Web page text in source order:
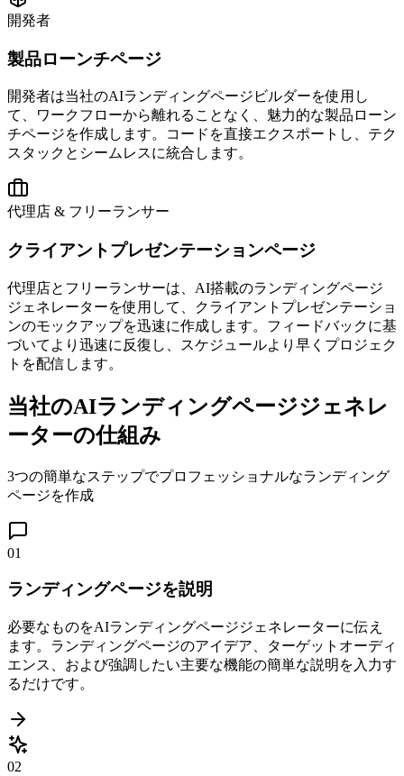
開発者
製品ローンチページ
開発者は当社のAIランディングページビルダーを使用し
て、ワークフローから離れることなく、魅力的な製品ローン
チページを作成します。コードを直接エクスポートし、テク
スタックとシームレスに統合します。
代理店 & フリーランサー
クライアントプレゼンテーションページ
代理店とフリーランサーは、AI搭載のランディングページ
ジェネレーターを使用して、クライアントプレゼンテーショ
ンのモックアップを迅速に作成します。フィードバックに基
づいてより迅速に反復し、スケジュールより早くプロジェク
トを配信します。
当社のAIランディングページジェネレ
ーターの仕組み
3つの簡単なステップでプロフェッショナルなランディング
ページを作成
01
ランディングページを説明
必要なものをAIランディングページジェネレーターに伝え
ます。ランディングページのアイデア、ターゲットオーディ
エンス、および強調したい主要な機能の簡単な説明を入力す
るだけです。
02